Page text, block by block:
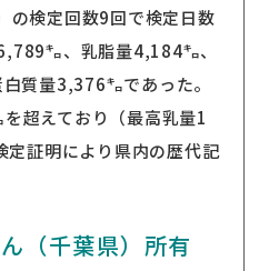
の検定回数9回で検定日数
㌔、乳脂量4,184㌔、
質量3,376㌔であった。
超えており（最高乳量1
証明により県内の歴代記
（千葉県）所有